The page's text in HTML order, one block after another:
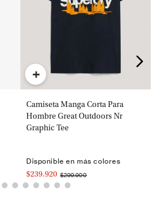
+
Camiseta Manga Corta Para
Hombre Great Outdoors Nr
Graphic Tee
Disponible en más colores
$239.920 $299.900